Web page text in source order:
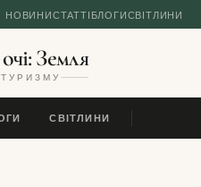
НОВИНИСТАТТІБЛОГИСВІТЛИНИ
Земля
СВІТЛИНИ